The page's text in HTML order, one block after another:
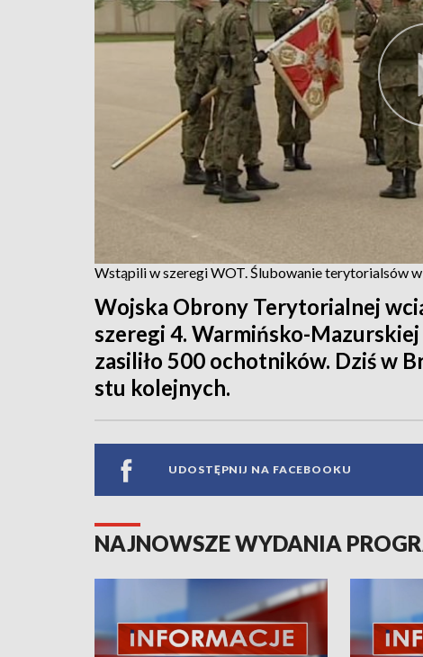
Wstąpili w szeregi WOT. Ślubowanie terytorialsów
Wojska Obrony Terytorialnej
szeregi 4. Warmińsko-
zasiliło 500 ochotników. Dziś w
stu kolejnych.
UDOSTĘPNIJ NA FACEBOOKU
NAJNOWSZE WYDANIA